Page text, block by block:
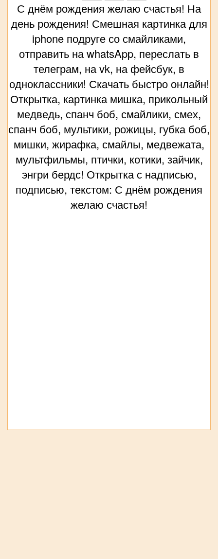
С днём рождения желаю счастья! На
день рождения! Смешная картинка для
iphone подруге со смайликами,
отправить на whatsApp, переслать в
телеграм, на vk, на фейсбук, в
одноклассники! Скачать быстро онлайн!
Открытка, картинка мишка, прикольный
медведь, спанч боб, смайлики, смех,
спанч боб, мультики, рожицы, губка боб,
мишки, жирафка, смайлы, медвежата,
мультфильмы, птички, котики, зайчик,
энгри бердс! Открытка с надписью,
подписью, текстом: С днём рождения
желаю счастья!